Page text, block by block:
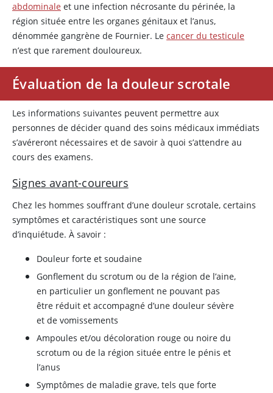
abdominale et une infection nécrosante du périnée, la
région située entre les organes génitaux et l’anus,
dénommée gangrène de Fournier. Le cancer du testicule
n’est que rarement douloureux.
Évaluation de la douleur scrotale
Les informations suivantes peuvent permettre aux
personnes de décider quand des soins médicaux immédiats
s’avéreront nécessaires et de savoir à quoi s’attendre au
cours des examens.
Signes avant-coureurs
Chez les hommes souffrant d’une douleur scrotale, certains
symptômes et caractéristiques sont une source
d’inquiétude. À savoir :
Douleur forte et soudaine
Gonflement du scrotum ou de la région de l’aine,
en particulier un gonflement ne pouvant pas
être réduit et accompagné d’une douleur sévère
et de vomissements
Ampoules et/ou décoloration rouge ou noire du
scrotum ou de la région située entre le pénis et
l’anus
Symptômes de maladie grave, tels que forte